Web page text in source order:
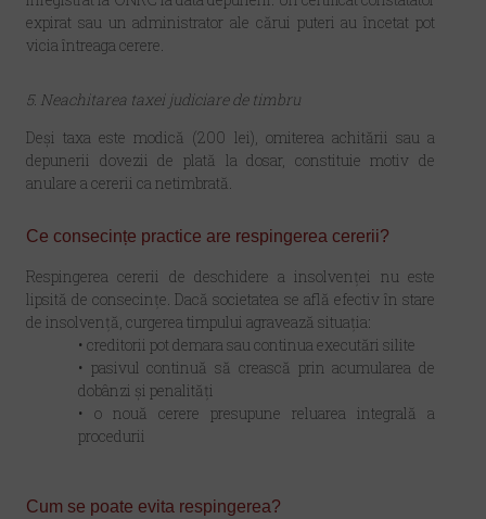
expirat sau un administrator ale cărui puteri au încetat pot
vicia întreaga cerere.
5. Neachitarea taxei judiciare de timbru
Deși taxa este modică (200 lei), omiterea achitării sau a
depunerii dovezii de plată la dosar, constituie motiv de
anulare a cererii ca netimbrată.
Ce consecințe practice are respingerea cererii?
Respingerea cererii de deschidere a insolvenței nu este
lipsită de consecințe. Dacă societatea se află efectiv în stare
de insolvență, curgerea timpului agravează situația:
• creditorii pot demara sau continua executări silite
• pasivul continuă să crească prin acumularea de
dobânzi și penalități
• o nouă cerere presupune reluarea integrală a
procedurii
Cum se poate evita respingerea?